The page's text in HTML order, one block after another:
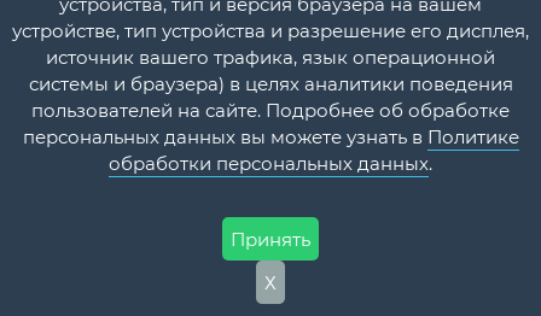
компьютерной техникой.
Мы ежегодно организуем встречи с врачами-
интернами и клиническими ординаторами
институтов для пополнения рядов наших врачей
высококвалифицированными кадрами.
Молодому специалисту нужно дать время, чтобы
«выйти на орбиту» — стать хорошим
Поэтому на первом месте стоит решение
социальных проблем. У нас традиционно более
высокая, чем в среднем по области зарплата.
Современная кадровая политика диктует свои
устройстве, тип устройства и разрешение его дисплея,
источник вашего трафика, язык операционной
системы и браузера) в целях аналитики поведения
пользователей на сайте. Подробнее об обработке
персональных данных вы можете узнать в Политике
обработки персональных данных
Принять
Х